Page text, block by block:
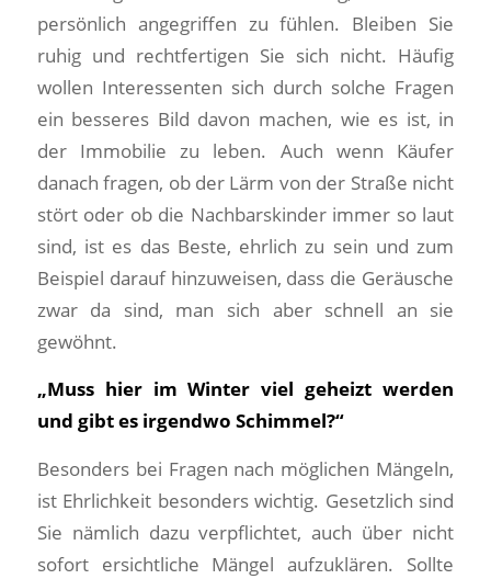
persönlich angegriffen zu fühlen. Bleiben Sie
ruhig und rechtfertigen Sie sich nicht. Häufig
wollen Interessenten sich durch solche Fragen
ein besseres Bild davon machen, wie es ist, in
der Immobilie zu leben. Auch wenn Käufer
danach fragen, ob der Lärm von der Straße nicht
stört oder ob die Nachbarskinder immer so laut
sind, ist es das Beste, ehrlich zu sein und zum
Beispiel darauf hinzuweisen, dass die Geräusche
zwar da sind, man sich aber schnell an sie
gewöhnt.
„Muss hier im Winter viel geheizt werden
und gibt es irgendwo Schimmel?“
Besonders bei Fragen nach möglichen Mängeln,
ist Ehrlichkeit besonders wichtig. Gesetzlich sind
Sie nämlich dazu verpflichtet, auch über nicht
sofort ersichtliche Mängel aufzuklären. Sollte